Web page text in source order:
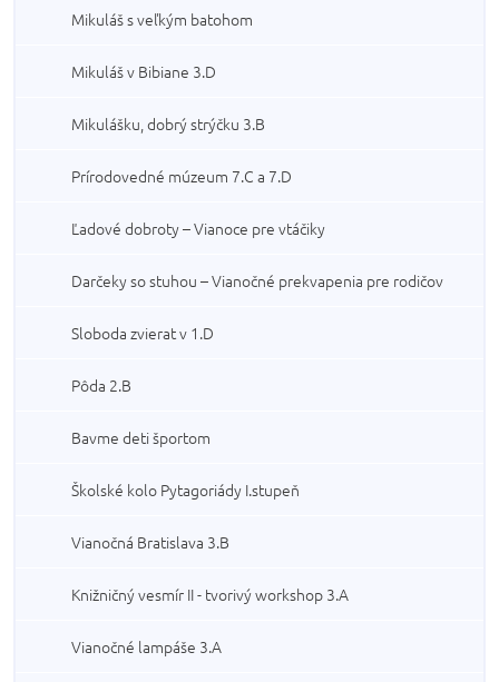
Mikuláš s veľkým batohom
Mikuláš v Bibiane 3.D
Mikulášku, dobrý strýčku 3.B
Prírodovedné múzeum 7.C a 7.D
Ľadové dobroty – Vianoce pre vtáčiky
Darčeky so stuhou – Vianočné prekvapenia pre rodičov
Sloboda zvierat v 1.D
Pôda 2.B
Bavme deti športom
Školské kolo Pytagoriády I.stupeň
Vianočná Bratislava 3.B
Knižničný vesmír II - tvorivý workshop 3.A
Vianočné lampáše 3.A